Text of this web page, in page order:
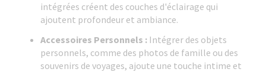
intégrées créent des couches d'éclairage qui
ajoutent profondeur et ambiance.
Accessoires Personnels : Intégrer des objets
personnels, comme des photos de famille ou des
souvenirs de voyages, ajoute une touche intime et